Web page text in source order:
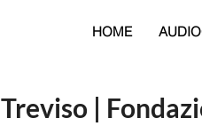
HOME
Treviso |